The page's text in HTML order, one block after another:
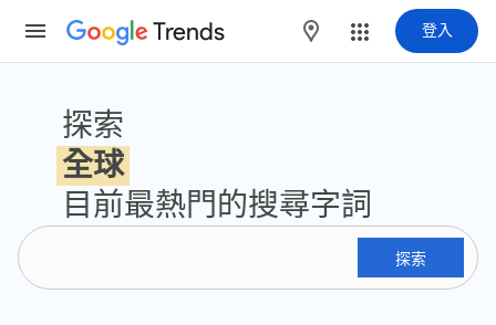
Trends maps 登入
探索
全球
目前最熱門的搜尋字詞
探索